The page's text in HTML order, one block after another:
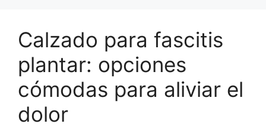
Calzado para fascitis
plantar: opciones
cómodas para aliviar el
dolor